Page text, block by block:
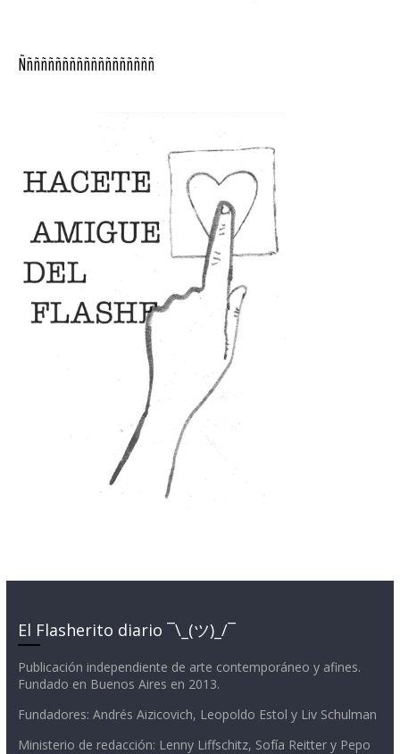
Ñññññññññññññññññññ
El Flasherito diario ¯\_(ツ)_/¯
Publicación independiente de arte contemporáneo y afines.
Fundado en Buenos Aires en 2013.
Fundadores: Andrés Aizicovich, Leopoldo Estol y Liv Schulman
Ministerio de redacción: Lenny Liffschitz, Sofía Reitter y Pepo